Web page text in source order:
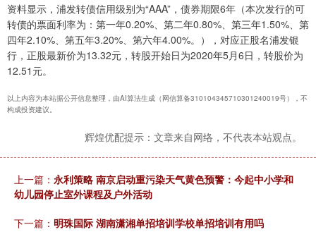
资料显示，浦发转债信用级别为“AAA”，债券期限6年（本次发行的可
转债的票面利率为：第一年0.20%、第二年0.80%、第三年1.50%、第
四年2.10%、第五年3.20%、第六年4.00%。），对应正股名浦发银
行，正股最新价为13.32元，转股开始日为2020年5月6日，转股价为
12.51元。
以上内容为本站据公开信息整理，由AI算法生成（网信算备310104345710301240019号），不
构成投资建议。
辉煌优配提示：文章来自网络，不代表本站观点。
上一篇： 永利策略 南京启动重污染天气黄色预警：今起中小学和
幼儿园停止室外课程及户外活动
下一篇： 明珠国际 湖南潇湘单招培训学校单招培训有用吗